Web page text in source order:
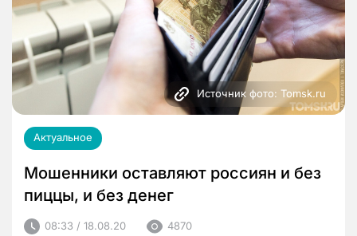
Источник фото: Tomsk.ru
Актуальное
Мошенники оставляют россиян и без
пиццы, и без денег
08:33 / 18.08.20 4870